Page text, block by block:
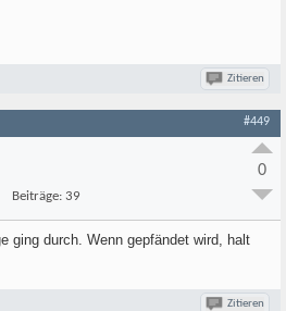
Zitieren
#449
Beiträge: 39
0
ging durch. Wenn gepfändet wird, halt
Zitieren